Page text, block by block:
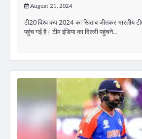
August 21, 2024
टी20 विश्व कप 2024 का खिताब जीतकर भारतीय
पहुंच गई है। टीम इंडिया का दिल्ली पहुंचने…